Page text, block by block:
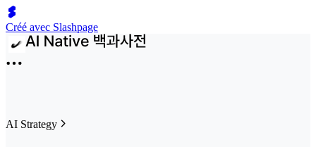
Créé avec Slashpage
AI Strategy